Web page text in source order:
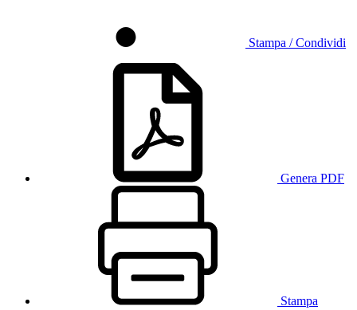
Stampa / Condividi
Genera PDF
Stampa